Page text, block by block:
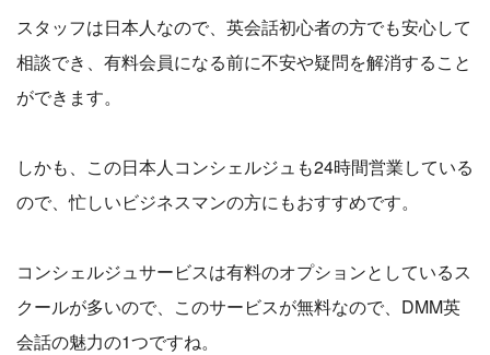
スタッフは日本人なので、英会話初心者の方でも安心して
相談でき、有料会員になる前に不安や疑問を解消すること
ができます。
しかも、この日本人コンシェルジュも24時間営業している
ので、忙しいビジネスマンの方にもおすすめです。
コンシェルジュサービスは有料のオプションとしているス
クールが多いので、このサービスが無料なので、DMM英
会話の魅力の1つですね。